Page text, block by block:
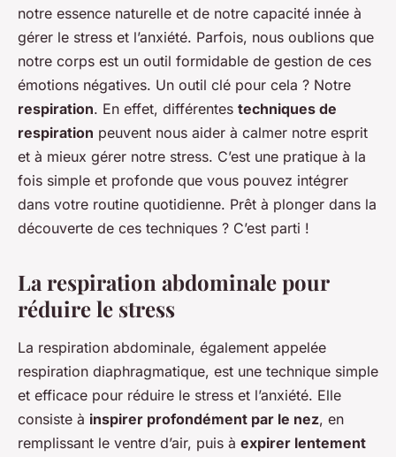
notre essence naturelle et de notre capacité innée à
gérer le stress et l’anxiété. Parfois, nous oublions que
notre corps est un outil formidable de gestion de ces
émotions négatives. Un outil clé pour cela ? Notre
respiration. En effet, différentes techniques de
respiration peuvent nous aider à calmer notre esprit
et à mieux gérer notre stress. C’est une pratique à la
fois simple et profonde que vous pouvez intégrer
dans votre routine quotidienne. Prêt à plonger dans la
découverte de ces techniques ? C’est parti !
La respiration abdominale pour
réduire le stress
La respiration abdominale, également appelée
respiration diaphragmatique, est une technique simple
et efficace pour réduire le stress et l’anxiété. Elle
consiste à inspirer profondément par le nez, en
remplissant le ventre d’air, puis à expirer lentement